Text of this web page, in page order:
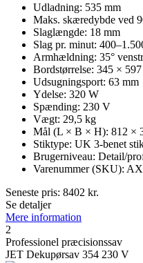
Udladning: 535 mm
Maks. skæredybde ved
Slaglængde: 18 mm
Slag pr. minut:
Armhældning: 35°
Bordstørrelse: 345 ×
Udsugningsport: 63 mm
Ydelse: 320 W
Spænding: 230 V
Vægt: 29,5 kg
Mål (L × B × H): 812 ×
Stiktype: UK 3-benet
Brugerniveau: Detail/
Varenummer (SKU):
Seneste pris: 8402 kr.
Se detaljer
Mere information
2
Professionel præcisionssav
JET Dekupørsav 354 230 V